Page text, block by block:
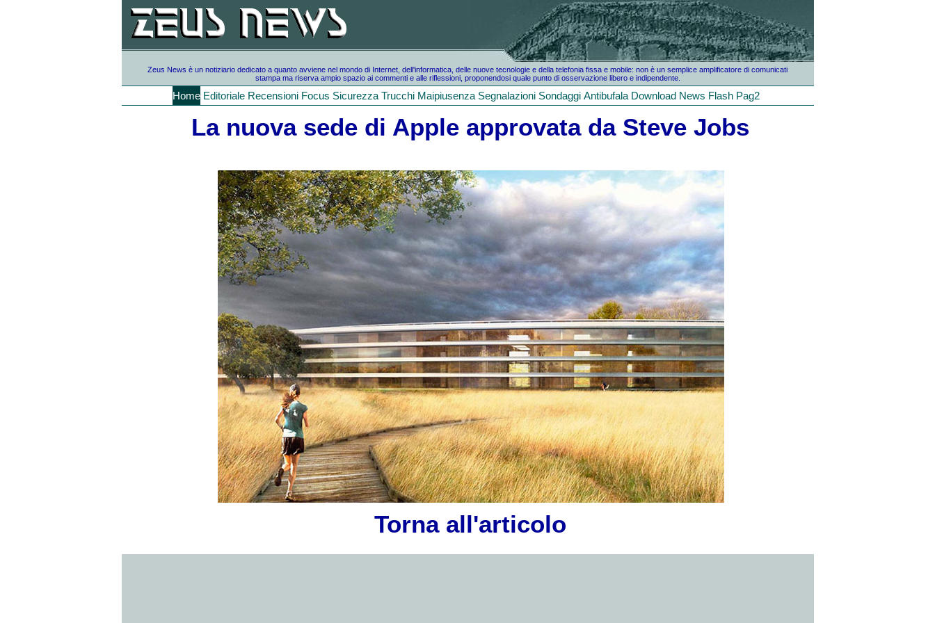
Zeus News è un notiziario dedicato a quanto avviene nel mondo di Internet, dell'informatica, delle nuove tecnologie e della telefonia fissa e mobile: non è un semplice amplificatore di comunicati
stampa ma riserva ampio spazio ai commenti e alle riflessioni, proponendosi quale punto di osservazione libero e indipendente.
Home Editoriale Recensioni Focus Sicurezza Trucchi Maipiusenza Segnalazioni Sondaggi Antibufala Download News Flash Pag2
La nuova sede di Apple approvata da Steve Jobs
Torna all'articolo